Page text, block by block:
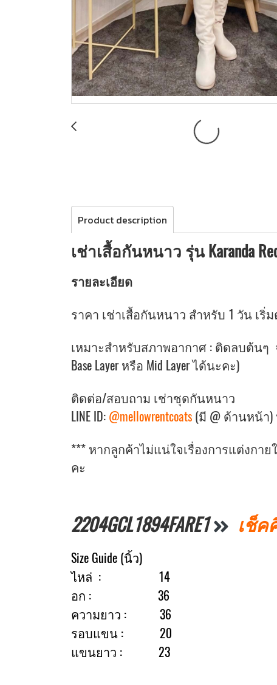
Product description
เช่าเสื้อกันหนาว รุ่น Karanda Red
รายละเอียด
ราคา เช่าเสื้อกันหนาว สำหรับ 1 วัน เริ่
เหมาะสำหรับสภาพอากาศ : ติดลบต้น
Base Layer หรือ Mid Layer ได้นะคะ)
ติดต่อ/สอบถาม เช่าชุดกันหนาว
LINE ID: @mellowrentcoats (มี @ ด้านหน้า)
*** หากลูกค้าไม่แน่ใจเรื่องการแต่งกา
คะ
2204GCL1894FARE1 เช็ค
Size Guide (นิ้ว)
ไหล่ : 14
อก : 36
ความยาว : 36
รอบแขน : 20
แขนยาว : 23